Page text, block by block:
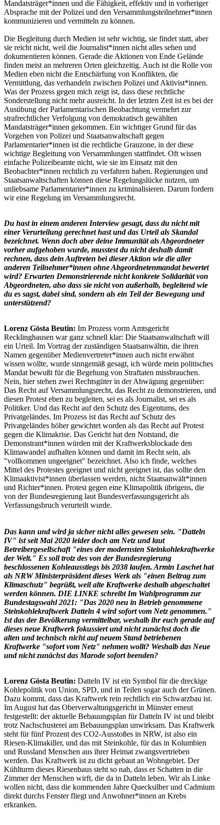
Mandatsträger*innen und die Fähigkeit, effektiv und in vorheriger
Absprache mit der Polizei und den Versammlungsteilnehmer*innen
kommunizieren und vermitteln zu können.
Die Begleitung durch Medien ist sehr wichtig, sie findet statt, aber
sie reicht nicht, weil die Journalist*innen nicht alles sehen und
dokumentieren können. Gerade die Aktionen von Ende Gelände
finden meist an mehreren Orten gleichzeitig. Auch ist die Rolle von
Medien eben nicht die Entschärfung von Konflikten, die
Vermittlung, das verhandeln zwischen Polizei und Aktivist*innen.
Was der Prozess gegen mich zeigt ist, dass diese rechtliche
Sonderstellung nicht mehr ausreicht. In der letzten Zeit ist es bei der
Ausübung der Parlamentarischen Beobachtung vermehrt zur
strafrechtlicher Verfolgung von demokratisch gewählten
Mandatsträger*innen gekommen. Ein wichtiger Grund für das
Vorgehen von Polizei und Staatsanwaltschaft gegen
Parlamentarier*innen ist die rechtliche Grauzone, in der diese
wichtige Begleitung von Versammlungen stattfindet. Oft wissen
einfache Polizeibeamte nicht, wie sie im Einsatz mit den
Beobachter*innen rechtlich zu verfahren haben. Regierungen und
Staatsanwaltschaften können diese Regelungslücke nutzen, um
unliebsame Parlamentarier*innen zu kriminalisieren. Darum fordern
wir eine Regelung im Versammlungsrecht.
Du hast in einem anderen Interview gesagt, dass du nicht mit
einer Verurteilung gerechnet hast und das Urteil als Skandal
bezeichnet. Wenn doch aber deine Immunität als Abgeordneter
vorher aufgehoben wurde, musstest du nicht deshalb damit
rechnen, dass dein Auftreten bei dieser Aktion wie die aller
anderen Teilnehmer*innen ohne Abgeordnetenmandat bewertet
wird? Erwarten Demonstrierende nicht konkrete Solidarität von
Abgeordneten, also dass sie nicht von außerhalb, begleitend wie
du es sagst, dabei sind, sondern als ein Teil der Bewegung und
unterstützend?
Lorenz Gösta Beutin: Im Prozess vorm Amtsgericht
Recklinghausen war ganz schnell klar: Die Staatsanwaltschaft will
ein Urteil. Im Vortrag der zuständigen Staatsanwältin, die ihren
Namen gegenüber Medienvertreter*innen auch nicht erwähnt
wissen wollte, wurde sinngemäß gesagt, ich würde mein politisches
Mandat bewußt für die Begehung von Straftaten missbrauchen.
Nein, hier stehen zwei Rechtsgüter in der Abwägung gegenüber:
Das Recht auf Versammlungsrecht, das Recht zu demonstrieren, und
diesen Protest eben zu begleiten, sei es als Journalist, sei es als
Politiker. Und das Recht auf den Schutz des Eigentums, des
Privatgeländes. Im Prozess ist das Recht auf Schutz des
Privatgeländes höher gewichtet worden als das Recht auf Protest
gegen die Klimakrise. Das Gericht hat den Notstand, die
Demonstrant*innen würden mit der Kraftwerksblockade den
Klimawandel aufhalten können und damit im Recht sein, als
"vollkommen ungeeignet" bezeichnet. Also ich finde, welches
Mittel des Protestes geeignet und nicht geeignet ist, das sollte den
Klimaaktivist*innen überlassen werden, nicht Staatsanwält*innen
und Richter*innen. Protest gegen eine Klimapolitik übrigens, die
von der Bundesregierung laut Bundesverfassungsgericht als
Verfassungsbruch verurteilt wurde.
Das kann und wird ja sicher nicht alles gewesen sein. "Datteln
IV" ist seit Mai 2020 leider doch am Netz und laut
Betreibergesellschaft "eines der modernsten Steinkohlekraftwerke
der Welt." Es soll trotz des von der Bundesregierung
beschlossenen Kohleausstiegs bis 2038 laufen. Armin Laschet hat
als NRW Ministerpräsident dieses Werk als "einen Beitrag zum
Klimaschutz" begrüßt, weil alte Kraftwerke deshalb abgeschaltet
werden können. DIE LINKE schreibt Im Wahlprogramm zur
Bundestagswahl 2021: "Das 2020 neu in Betrieb genommene
Steinkohlekraftwerk Datteln 4 wird sofort vom Netz genommen."
Ist das der Bevölkerung vermittelbar, weshalb ihr euch gerade auf
dieses neue Kraftwerk fokussiert und nicht zunächst doch die
alten und technisch nicht auf neuem Stand betriebenen
Kraftwerke "sofort vom Netz" nehmen wollt? Weshalb das Neue
und nicht zunächst das Marode sofort beenden?
Lorenz Gösta Beutin: Datteln IV ist ein Symbol für die dreckige
Kohlepolitik von Union, SPD, und in Teilen sogar auch der Grünen.
Dazu kommt, dass das Kraftwerk rein rechtlich ein Schwarzbau ist.
Im August hat das Oberverwaltungsgericht in Münster erneut
festgestellt: der aktuelle Bebauungsplan für Datteln IV ist und bleibt
trotz Nachschusterei am Bebauungsplan unwirksam. Das Kraftwerk
steht für fünf Prozent des CO2-Ausstoßes in NRW, ist also ein
Riesen-Klimakiller, und das mit Steinkohle, für das in Kolumbien
und Russland Menschen aus ihrer Heimat zwangsvertrieben
werden. Das Kraftwerk ist zu dicht gebaut an Wohngebiet. Der
Kühlturm dieses Riesenbaus steht so nah, dass er Schatten in die
Zimmer der Menschen wirft, die da in Datteln leben. Wir als Linke
wollen nicht, dass die kommenden Jahre Quecksilber und Cadmium
direkt durchs Fenster fliegt und Anwohner*innen an Krebs
erkranken.